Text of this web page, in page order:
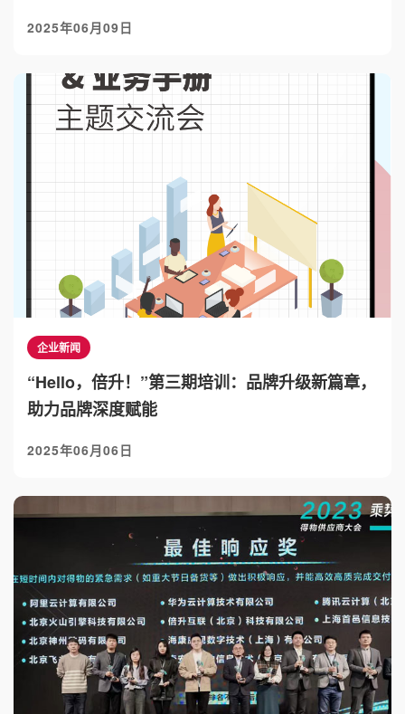
2025年06月09日
企业新闻
“Hello，倍升！”第三期培训：品牌升级新篇章，
助力品牌深度赋能
2025年06月06日